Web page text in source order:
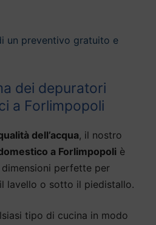
un preventivo gratuito e
dei depuratori
a Forlimpopoli
dell’acqua, il nostro
a Forlimpopoli è
perfette per
lavello o sotto il piedistallo.
tipo di cucina in modo